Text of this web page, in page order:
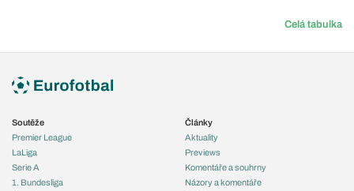
Celá tabulka
Soutěže
Premier League
LaLiga
Serie A
1. Bundesliga
Články
Aktuality
Previews
Komentáře a souhrny
Názory a komentáře